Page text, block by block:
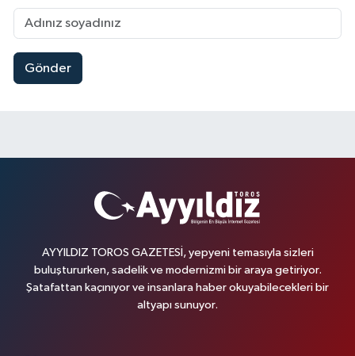
Gönder
AYYILDIZ TOROS GAZETESİ, yepyeni temasıyla sizleri
buluştururken, sadelik ve modernizmi bir araya getiriyor.
Şatafattan kaçınıyor ve insanlara haber okuyabilecekleri bir
altyapı sunuyor.